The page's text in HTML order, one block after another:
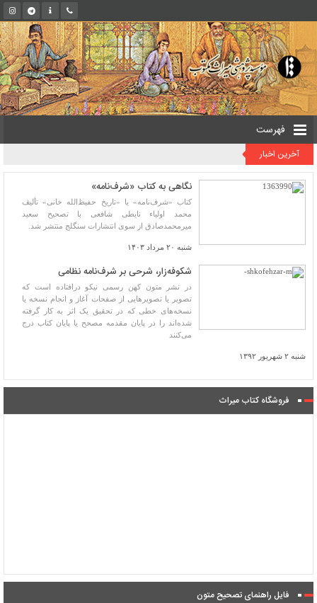
فهرست
آخرین اخبار
نگاهی به کتاب «شرف‌نامه»
کتاب «شرف‌نامه» یا «تاریخ حفیظ‌الله خانی» تألیف
محمد اولیاء نایطی شافعی با تصحیح سعید
میرمحمدصادق از سوی انتشارات سنگلج منتشر شد.
شنبه ۲۰ مرداد ۱۴۰۳
شکوفه‌زار، شرحی بر شرف‌نامه نظامی
در نشر متون کهن رسمی نیکو درافتاده است که
تصویر یا تصویرهایی از صفحات آغاز و انجام نسخه یا
نسخه‌های خطی که در تحقیق یک اثر به کار گرفته
شده‌اند را در پایان مقدمه مصحح یا پایان کتاب درج
می‌کنند
شنبه ۲ شهریور ۱۳۹۲
فروشگاه کتاب میراث
فایل راهنمای تصحیح متون